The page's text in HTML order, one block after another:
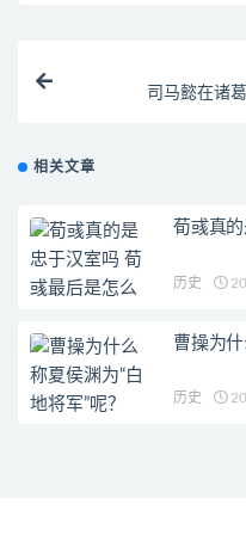
司马懿在诸
相关文章
荀彧真
历史
曹操为
历史